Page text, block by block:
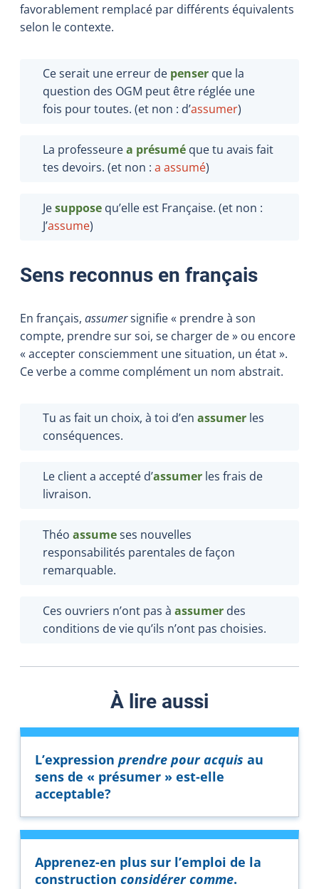
favorablement remplacé par différents équivalents
selon le contexte.
Ce serait une erreur de penser que la
question des OGM peut être réglée une
fois pour toutes. (et non : d’assumer)
La professeurea présumé que tu avais fait
tes devoirs. (et non : a assumé)
Jesuppose qu’elle est Française. (et non :
J’assume)
Sens reconnus en français
En français, assumersignifie « prendre à son
compte, prendre sur soi, se charger de » ou encore
« accepter consciemment une situation, un état ».
Ce verbe a comme complément un nom abstrait.
Tu as fait un choix, à toi d’en assumer les
conséquences.
Le client a accepté d’assumer les frais de
livraison.
Théo assumeses nouvelles
responsabilités parentales de façon
remarquable.
Ces ouvriers n’ont pas à assumer des
conditions de vie qu’ils n’ont pas choisies.
À lire aussi
L’expression prendre pour acquis au
sens de « présumer » est-elle
acceptable?
Apprenez-en plus sur l’emploi de la
construction considérer comme.